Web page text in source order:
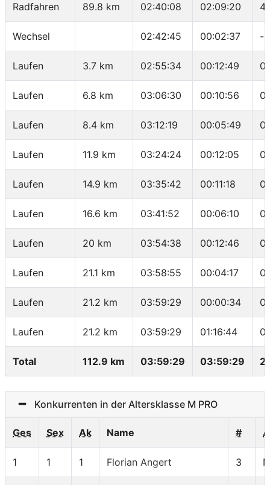
Radfahren 89.8 km 02:40:08 02:09:20
Wechsel 02:42:45 00:02:37 -
Laufen 3.7 km 02:55:34 00:12:49
Laufen 6.8 km 03:06:30 00:10:56
Laufen 8.4 km 03:12:19 00:05:49
Laufen 11.9 km 03:24:24 00:12:05
Laufen 14.9 km 03:35:42 00:11:18
Laufen 16.6 km 03:41:52 00:06:10
Laufen 20 km 03:54:38 00:12:46
Laufen 21.1 km 03:58:55 00:04:17
Laufen 21.2 km 03:59:29 00:00:34
Laufen 21.2 km 03:59:29 01:16:44
Total 112.9 km 03:59:29 03:59:29
Konkurrenten in der Altersklasse M PRO
Ges Sex Ak Name #
1 1 1 Florian Angert 3